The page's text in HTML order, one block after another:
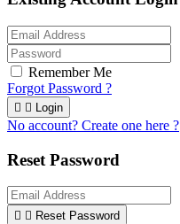
Remember Me
Forgot Password ?
  Login
No account? Create one here ?
Reset Password
  Reset Password